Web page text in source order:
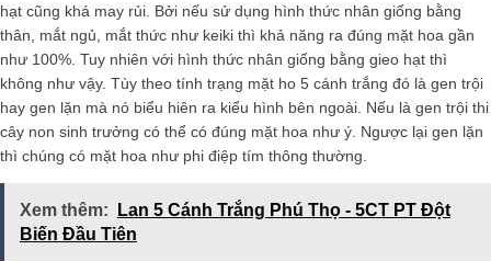
hạt cũng khá may rủi. Bởi nếu sử dụng hình thức nhân giống bằng
thân, mắt ngủ, mắt thức như keiki thì khả năng ra đúng mặt hoa gần
như 100%. Tuy nhiên với hình thức nhân giống bằng gieo hạt thì
không như vậy. Tùy theo tính trạng mặt ho 5 cánh trắng đó là gen trội
hay gen lặn mà nó biểu hiên ra kiểu hình bên ngoài. Nếu là gen trội thi
cây non sinh trưởng có thể có đúng mặt hoa như ý. Ngược lại gen lặn
thì chúng có mặt hoa như phi điệp tím thông thường.
Xem thêm:
Lan 5 Cánh Trắng Phú Thọ - 5CT PT Đột
Biến Đầu Tiên